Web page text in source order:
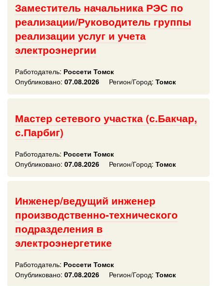
Заместитель начальника РЭС по
реализации/Руководитель группы
реализации услуг и учета
электроэнергии
Работодатель: Россети Томск
Опубликовано: 07.08.2026 Регион/Город: Томск
Мастер сетевого участка (с.Бакчар,
с.Парбиг)
Работодатель: Россети Томск
Опубликовано: 07.08.2026 Регион/Город: Томск
Инженер/ведущий инженер
производственно-технического
подразделения в
электроэнергетике
Работодатель: Россети Томск
Опубликовано: 07.08.2026 Регион/Город: Томск